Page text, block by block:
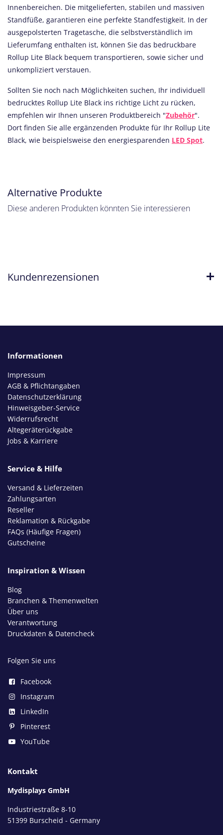
Innenbereichen. Die mitgelieferten, stabilen und massiven
Standfüße, garantieren eine perfekte Standfestigkeit. In der
ausgepolsterten Tragetasche, die selbstverständlich im
Lieferumfang enthalten ist, können Sie das bedruckbare
Rollup Lite Black bequem transportieren, sowie sicher und
unkompliziert verstauen.
Sollten Sie noch nach Möglichkeiten suchen, Ihr individuell
bedrucktes Rollup Lite Black ins richtige Licht zu rücken,
empfehlen wir Ihnen unseren Produktbereich "Zubehör".
Dort finden Sie alle ergänzenden Produkte für Ihr Rollup Lite
Black, wie beispielsweise den energiesparenden LED Spot.
Alternative Produkte
Diese anderen Produkten könnten Sie interessieren
Kundenrezensionen
Informationen
Impressum
AGB & Pflichtangaben
Datenschutzerklärung
Hinweisgeber-Service
Widerrufsrecht
Altegeräterückgabe
Jobs & Karriere
Service & Hilfe
Versand & Lieferzeiten
Zahlungsarten
Reseller
Reklamation & Rückgabe
FAQs (Häufige Fragen)
Gutscheine
Inspiration & Wissen
Blog
Branchen & Themenwelten
Über uns
Verantwortung
Druckdaten & Datencheck
Folgen Sie uns
Facebook
Instagram
LinkedIn
Pinterest
YouTube
Kontakt
Mydisplays GmbH
Industriestraße 8-10
51399 Burscheid - Germany